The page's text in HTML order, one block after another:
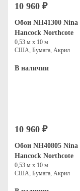
10 960 ₽
Обои NH41300 Nina
Hancock Northcote
0,53 м х 10 м
США, Бумага, Акрил
В наличии
10 960 ₽
Обои NH40805 Nina
Hancock Northcote
0,53 м х 10 м
США, Бумага, Акрил